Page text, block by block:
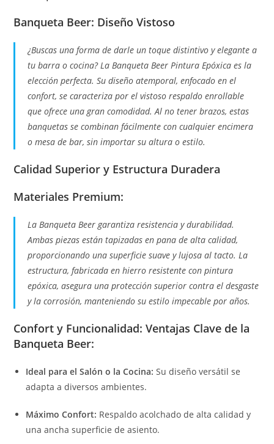
Banqueta Beer: Diseño Vistoso
¿Buscas una forma de darle un toque distintivo y elegante a
tu barra o cocina? La Banqueta Beer Pintura Epóxica es la
elección perfecta. Su diseño atemporal, enfocado en el
confort, se caracteriza por el vistoso respaldo enrollable
que ofrece una gran comodidad. Al no tener brazos, estas
banquetas se combinan fácilmente con cualquier encimera
o mesa de bar, sin importar su altura o estilo.
Calidad Superior y Estructura Duradera
Materiales Premium:
La Banqueta Beer garantiza resistencia y durabilidad.
Ambas piezas están tapizadas en pana de alta calidad,
proporcionando una superficie suave y lujosa al tacto. La
estructura, fabricada en hierro resistente con pintura
epóxica, asegura una protección superior contra el desgaste
y la corrosión, manteniendo su estilo impecable por años.
Confort y Funcionalidad: Ventajas Clave de la
Banqueta Beer:
Ideal para el Salón o la Cocina: Su diseño versátil se
adapta a diversos ambientes.
Máximo Confort: Respaldo acolchado de alta calidad y
una ancha superficie de asiento.